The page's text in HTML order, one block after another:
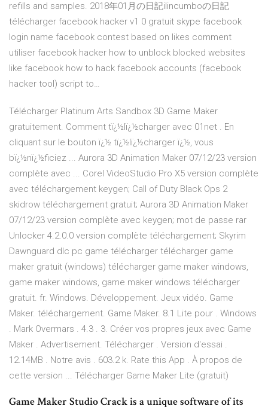
refills and samples. 2018年01月の日記ilincumboの日記
télécharger facebook hacker v1 0 gratuit skype facebook
login name facebook contest based on likes comment
utiliser facebook hacker how to unblock blocked websites
like facebook how to hack facebook accounts (facebook
hacker tool) script to…
Télécharger Platinum Arts Sandbox 3D Game Maker
gratuitement. Comment tï¿½lï¿½charger avec 01net . En
cliquant sur le bouton ï¿½ tï¿½lï¿½charger ï¿½, vous
bï¿½nï¿½ficiez ... Aurora 3D Animation Maker 07/12/23 version
complète avec ... Corel VideoStudio Pro X5 version complète
avec téléchargement keygen; Call of Duty Black Ops 2
skidrow téléchargement gratuit; Aurora 3D Animation Maker
07/12/23 version complète avec keygen; mot de passe rar
Unlocker 4.2.0.0 version complète téléchargement; Skyrim
Dawnguard dlc pc game télécharger télécharger game
maker gratuit (windows) télécharger game maker windows,
game maker windows, game maker windows télécharger
gratuit. fr. Windows. Développement. Jeux vidéo. Game
Maker. téléchargement. Game Maker. 8.1 Lite pour . Windows
. Mark Overmars . 4.3 . 3. Créer vos propres jeux avec Game
Maker . Advertisement. Télécharger . Version d'essai .
12.14MB . Notre avis . 603.2 k. Rate this App . À propos de
cette version ... Télécharger Game Maker Lite (gratuit)
Game Maker Studio Crack is a unique software of its